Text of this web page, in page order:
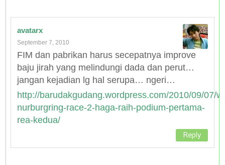
avatarx
September 7, 2010
FIM dan pabrikan harus secepatnya improve
baju jirah yang melindungi dada dan perut…
jangan kejadian lg hal serupa… ngeri…
http://barudakgudang.wordpress.com/2010/09/07/
nurburgring-race-2-haga-raih-podium-pertama-
rea-kedua/
Reply